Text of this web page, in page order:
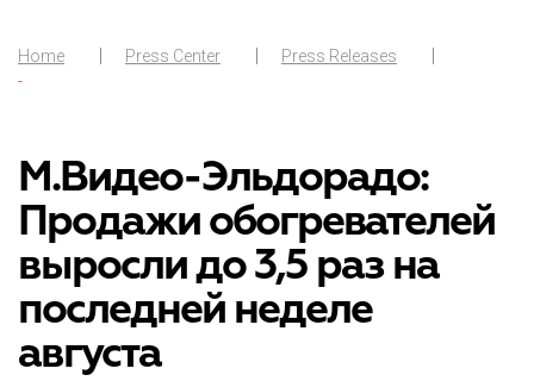
Home Press Center
Press Releases
-
М.Видео-Эльдорадо:
Продажи обогревателей
выросли до 3,5 раз на
последней неделе
августа